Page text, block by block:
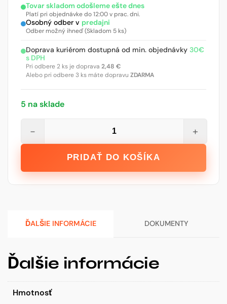
Tovar skladom odošleme ešte dnes
Platí pri objednávke do 12:00 v prac. dni.
Osobný odber v predajni
Odber možný ihneď (Skladom 5 ks)
Doprava kuriérom dostupná od min. objednávky 30€
s DPH
Pri odbere 2 ks je doprava 2,48 €
Alebo pri odbere 3 ks máte dopravu ZDARMA
5 na sklade
Zvinovací
s
27
− +
PRIDAŤ DO KOŠÍKA
ĎALŠIE INFORMÁCIE DOKUMENTY
Ďalšie informácie
Hmotnosť